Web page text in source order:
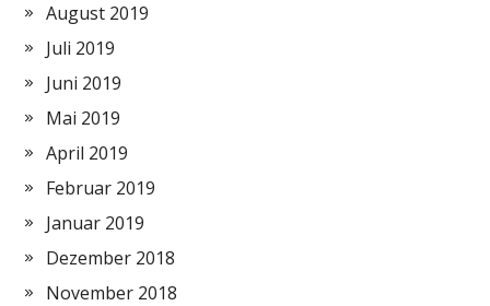
August 2019
Juli 2019
Juni 2019
Mai 2019
April 2019
Februar 2019
Januar 2019
Dezember 2018
November 2018